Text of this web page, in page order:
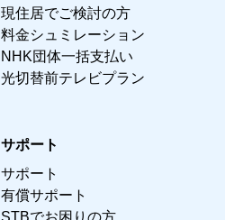
現住居でご検討の方
料金シュミレーション
NHK団体一括支払い
光切替前テレビプラン
サポート
サポート
有償サポート
STBでお困りの方